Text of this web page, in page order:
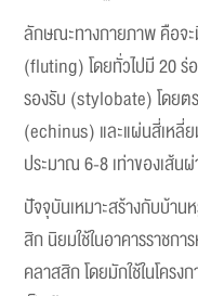
ลักษณะทางกายภาพ คือจ
(fluting) โดยทั่วไปมี 20 ร่
รองรับ (stylobate) โดยต
(echinus) และแผ่นสี่เห
ประมาณ 6-8 เท่าของเส้น
ปัจจุบันเหมาะสร้างกับบ้า
สิก นิยมใช้ในอาคารราชก
คลาสสิก โดยมักใช้ในโคร